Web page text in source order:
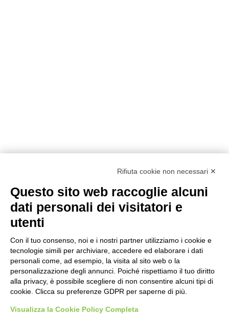
Prodotti
InterniSmalti per Interni/EsterniEsterni
Dichiarazioni CamChi siamoAcademySostenibilità
Rifiuta cookie non necessari ✕
Questo sito web raccoglie alcuni
dati personali dei visitatori e
utenti
Con il tuo consenso, noi e i nostri partner utilizziamo i cookie e
tecnologie simili per archiviare, accedere ed elaborare i dati
personali come, ad esempio, la visita al sito web o la
personalizzazione degli annunci. Poiché rispettiamo il tuo diritto
alla privacy, è possibile scegliere di non consentire alcuni tipi di
cookie. Clicca su preferenze GDPR per saperne di più.
Visualizza la Cookie Policy Completa